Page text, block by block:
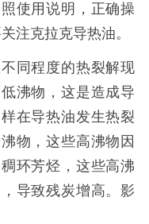
使用说明，正确操
注克拉克导热油。
同程度的热裂解现
沸物，这是造成导
在导热油发生热裂
物，这些高沸物因
环芳烃，这些高沸
导致残炭增高。影